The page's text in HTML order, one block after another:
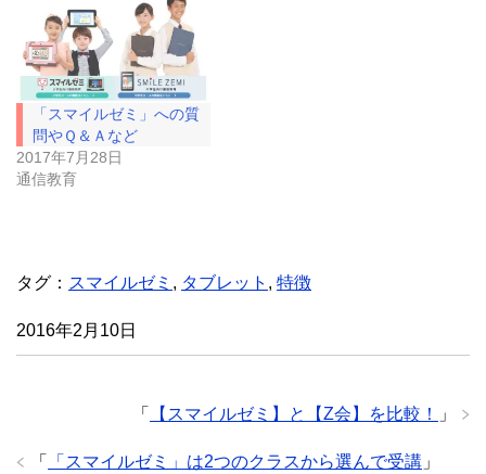
ン
ド
ウ
で
開
き
ま
す
)
さ
い
新
し
い
ウ
ィ
ン
ド
ウ
「スマイルゼミ」への質
問やＱ＆Ａなど
2017年7月28日
通信教育
タグ： スマイルゼミ , タブレット , 特徴
2016年2月10日
「 【スマイルゼミ】と【Z会】を比較！ 」
「 「スマイルゼミ」は2つのクラスから選んで受講 」